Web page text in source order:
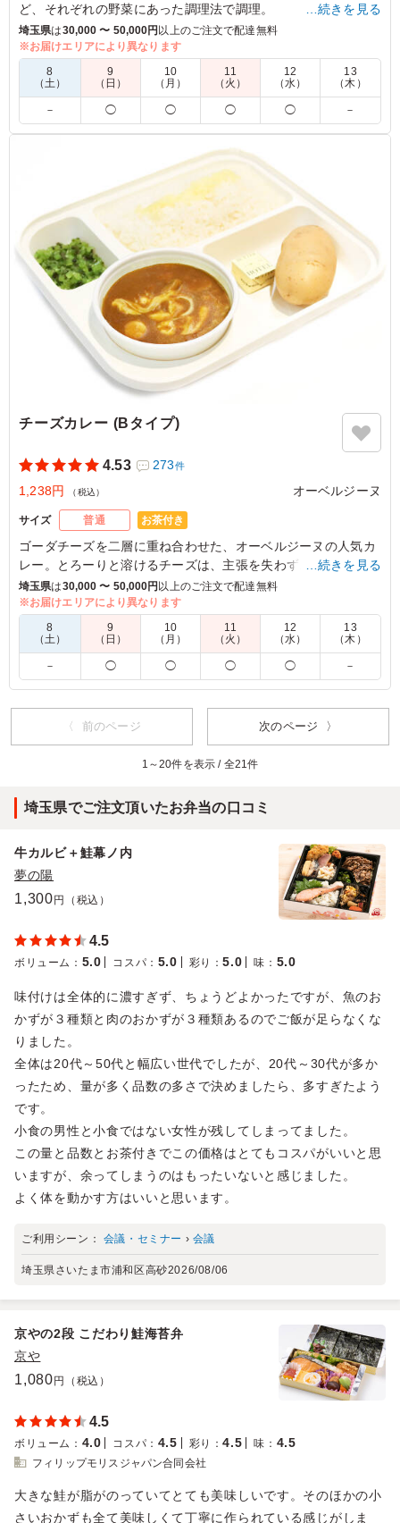
ど、それぞれの野菜にあった調理法で調理。
大きめにカットしているので、ゴロゴロした食感をお楽しみい
ただけます。（野菜の内容は季節によって異なる場合がござい
ます）
※喫食までにバターが溶けてしまう場合がございます。冷蔵庫
等で保管できるご用意をお願い致します。
をご用意しております。ご希望の際は下記「ご飯の種類」プル
ダウンよりご選択ください。
また、画像サンプルはカテゴリ：「オプション」内の「スリー
ブケース(化粧箱)」をご参照ください。各商品共通のケースと
なります。
5.0 株式会社カスタネット
言うことなしのカレーでした。カレーにはしっかりと野菜
が入っていて健康に気を遣う人にもよいと思います。ジャ
ガイモにはバターもついてさらに満足。程よいからさでお
子さまにもよいと思います。
ご利用シーン：ロケ・撮影›撮影
…続きを見る
埼玉県は30,000 〜 50,000円以上のご注文で配達無料
※お届けエリアにより異なります
8
（土）
9
（日）
10
（月）
11
（火）
12
（水）
13
（木）
－ ◯ ◯ ◯ ◯ －
チーズカレー (Bタイプ)
4.53 273件
1,238円 （税込） オーベルジーヌ
サイズ 普通 お茶付き
ゴーダチーズを二層に重ね合わせた、オーベルジーヌの人気カ
レー。とろーりと溶けるチーズは、主張を失わず、カレーのま
ろやかさをドレスアップ。
チーズ好きな方には、一度は召し上がっていただきたい一品で
す。
※喫食までにバターが溶けてしまう場合がございます。冷蔵庫
等で保管できるご用意をお願い致します。
ダウンよりご選択ください。
ブケース(化粧箱)」をご参照ください。各商品共通のケースと
私も今回初めて食させて頂いたのですが、その前評判の通
りの美味さで感激いたしました。ゴロっと転がったじゃが
いもはなんだろうかと不思議でしたが、食べてみてその美
ご利用シーン：
埼玉県久喜市桜田 2022/07/18
…続きを見る
埼玉県は30,000 〜 50,000円 以上のご注文で配達無料
※お届けエリアにより異なります
8
（土）
9
（日）
10
（月）
11
（火）
12
（水）
13
（木）
－ ◯ ◯ ◯ ◯ －
〈 前のページ 次のページ 〉
1～20件を表示 / 全21件
埼玉県でご注文頂いたお弁当の口コミ
牛カルビ＋鮭幕ノ内
夢の陽
1,300 円（税込）
4.5
ボリューム ： 5.0 コスパ ： 5.0 彩り ：5.0 味 ： 5.0
味付けは全体的に濃すぎず、ちょうどよかったですが、魚のお
かずが３種類と肉のおかずが３種類あるのでご飯が足らなくな
りました。
全体は20代～50代と幅広い世代でしたが、20代～30代が多か
ったため、量が多く品数の多さで決めましたら、多すぎたよう
です。
小食の男性と小食ではない女性が残してしまってました。
この量と品数とお茶付きでこの価格はとてもコスパがいいと思
いますが、余ってしまうのはもったいないと感じました。
よく体を動かす方はいいと思います。
ご利用シーン： 会議・セミナー › 会議
埼玉県さいたま市浦和区高砂2026/08/06
京やの2段 こだわり鮭海苔弁
京や
1,080 円（税込）
4.5
ボリューム ： 4.0 コスパ ： 4.5 彩り ：4.5 味 ： 4.5
フィリップモリスジャパン合同会社
大きな鮭が脂がのっていてとても美味しいです。そのほかの小
さいおかずも全て美味しくて丁寧に作られている感じがしま